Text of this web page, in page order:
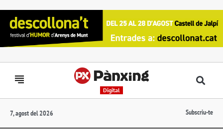
Digital
7, agost del 2026 Subscriu-te